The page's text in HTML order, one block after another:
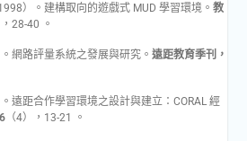
）。建構取向的遊戲式 MUD 學習環境。 教
28-40 。
網路評量系統之發展與研究。 遠距教育季刊，
遠距合作學習環境之設計與建立：CORAL 經
（4），13-21 。